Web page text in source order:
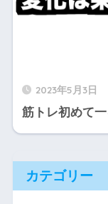
2023年5月3日
筋トレ初めて
カテゴリー